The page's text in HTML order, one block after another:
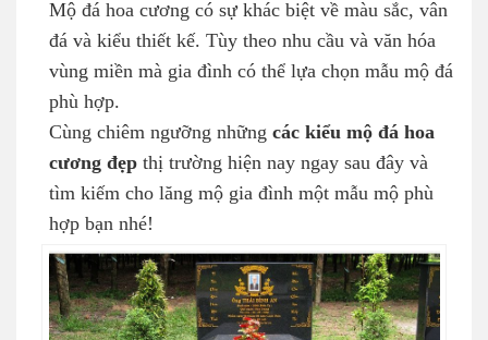
Mộ đá hoa cương có sự khác biệt về màu sắc, vân
đá và kiểu thiết kế. Tùy theo nhu cầu và văn hóa
vùng miền mà gia đình có thể lựa chọn mẫu mộ đá
phù hợp.
Cùng chiêm ngưỡng những các kiểu mộ đá hoa
cương đẹp thị trường hiện nay ngay sau đây và
tìm kiếm cho lăng mộ gia đình một mẫu mộ phù
hợp bạn nhé!